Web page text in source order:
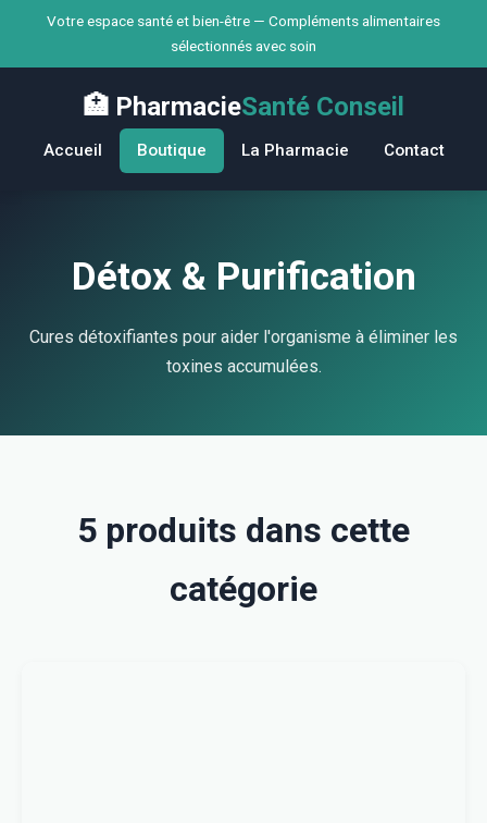
Votre espace santé et bien-être — Compléments alimentaires
sélectionnés avec soin
🏥 PharmacieSanté Conseil
Accueil Boutique La Pharmacie Contact
Détox & Purification
Cures détoxifiantes pour aider l'organisme à éliminer les
toxines accumulées.
5 produits dans cette
catégorie